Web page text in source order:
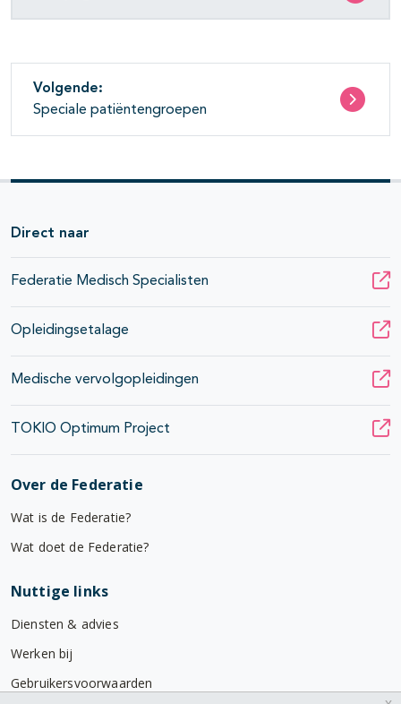
Volgende:
Speciale patiëntengroepen
Direct naar
Federatie Medisch Specialisten
Opleidingsetalage
Medische vervolgopleidingen
TOKIO Optimum Project
Over de Federatie
Wat is de Federatie?
Wat doet de Federatie?
Nuttige links
Diensten & advies
Werken bij
Gebruikersvoorwaarden